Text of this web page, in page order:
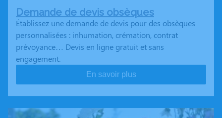
Demande de devis obsèques
Établissez une demande de devis pour des obsèques
personnalisées : inhumation, crémation, contrat
prévoyance… Devis en ligne gratuit et sans
engagement.
En savoir plus